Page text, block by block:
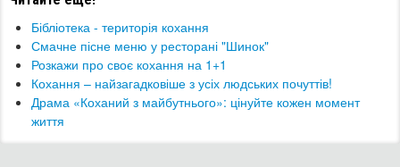
Бібліотека - територія кохання
Смачне пісне меню у ресторані "Шинок"
Розкажи про своє кохання на 1+1
​Кохання – найзагадковіше з усіх людських почуттів!
Драма «Коханий з майбутнього»: цінуйте кожен момент
життя